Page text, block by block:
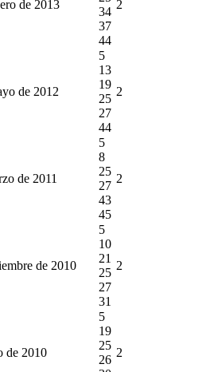
de 2013
34
37
44
2
de 2012
5
13
19
25
27
44
2
de 2011
5
8
25
27
43
45
2
de 2010
5
10
21
25
27
31
2
de 2010
5
19
25
26
2